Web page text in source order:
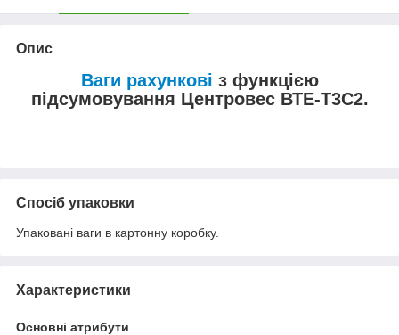
Опис
Ваги рахункові з функцією
підсумовування Центровес ВТЕ-Т3С2.
Спосіб упаковки
Упаковані ваги в картонну коробку.
Характеристики
Основні атрибути